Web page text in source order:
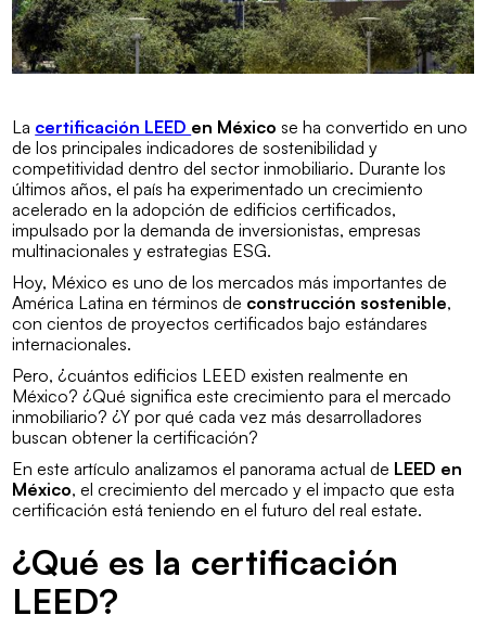
La certificación LEED en México se ha convertido en uno
de los principales indicadores de sostenibilidad y
competitividad dentro del sector inmobiliario. Durante los
últimos años, el país ha experimentado un crecimiento
acelerado en la adopción de edificios certificados,
impulsado por la demanda de inversionistas, empresas
multinacionales y estrategias ESG.
Hoy, México es uno de los mercados más importantes de
América Latina en términos de construcción sostenible,
con cientos de proyectos certificados bajo estándares
internacionales.
Pero, ¿cuántos edificios LEED existen realmente en
México? ¿Qué significa este crecimiento para el mercado
inmobiliario? ¿Y por qué cada vez más desarrolladores
buscan obtener la certificación?
En este artículo analizamos el panorama actual de LEED en
México, el crecimiento del mercado y el impacto que esta
certificación está teniendo en el futuro del real estate.
¿Qué es la certificación
LEED?